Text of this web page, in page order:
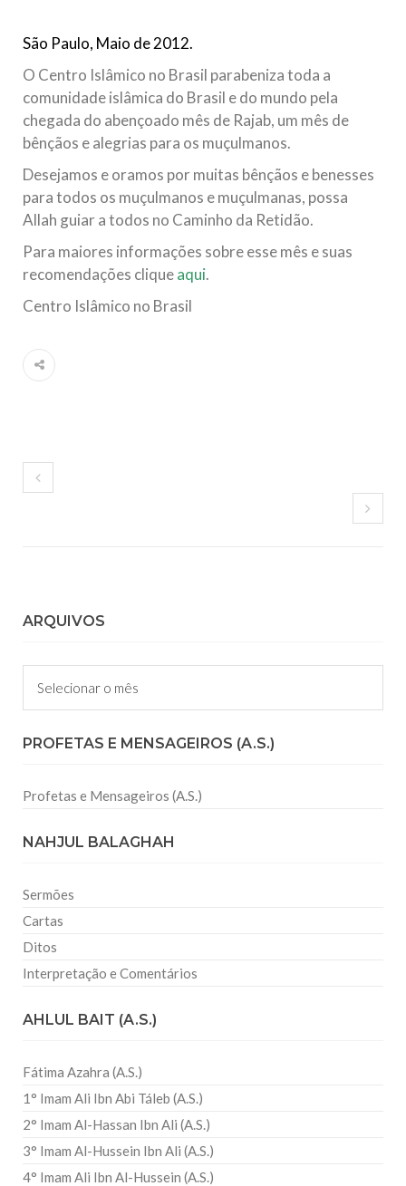
10 DE NOVEMBRO DE 2013
Falecimento do Imam Ali Ibn Al-Hussein
(A.S.)
Em nome de Deus, o Clemente, o Misericordioso! Diante da
data em que relembramos o martírio do quarto Imam dos
muçulmanos, o Imam Ali Ibn Al-Hussein Ibn Ali Ibn Abi Táleb
NOTÍCIAS
Centro Islâmico no Brasil recebe o ex-
ministro das Relações Exteriores da
República Islâmica do Irã
Relações Exteriores da República Islâmica do Irã, Sr. Kamal
Kharrazi, que encontra-se visitando
São Paulo, Maio de 2012.
O Centro Islâmico no Brasil parabeniza toda a
comunidade islâmica do Brasil e do mundo pela
chegada do abençoado mês de Rajab, um mês de
bênçãos e alegrias para os muçulmanos.
Desejamos e oramos por muitas bênçãos e benesses
para todos os muçulmanos e muçulmanas, possa
Allah guiar a todos no Caminho da Retidão.
Para maiores informações sobre esse mês e suas
recomendações cliqueaqui.
Centro Islâmico no Brasil
ARQUIVOS
Arquivos
PROFETAS E MENSAGEIROS (A.S.)
Profetas e Mensageiros (A.S.)
NAHJUL BALAGHAH
Sermões
Cartas
Ditos
Interpretação e Comentários
AHLUL BAIT (A.S.)
Fátima Azahra (A.S.)
1° Imam Ali Ibn Abi Táleb (A.S.)
2° Imam Al-Hassan Ibn Ali (A.S.)
3° Imam Al-Hussein Ibn Ali (A.S.)
4° Imam Ali Ibn Al-Hussein (A.S.)